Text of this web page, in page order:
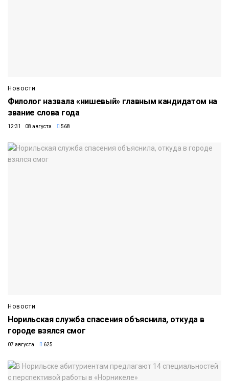
Новости
Филолог назвала «нишевый» главным кандидатом на
звание слова года
12:31 08 августа 568
Новости
Норильская служба спасения объяснила, откуда в
городе взялся смог
07 августа 625